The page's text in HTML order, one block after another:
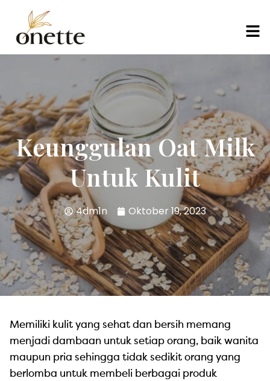
Keunggulan Oat Milk
Untuk Kulit
4dm1n Oktober 19, 2023
Memiliki kulit yang sehat dan bersih memang
menjadi dambaan untuk setiap orang, baik wanita
maupun pria sehingga tidak sedikit orang yang
berlomba untuk membeli berbagai produk